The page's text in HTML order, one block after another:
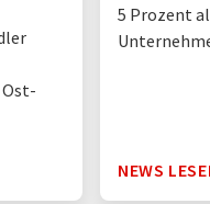
5 Prozent
NEWS